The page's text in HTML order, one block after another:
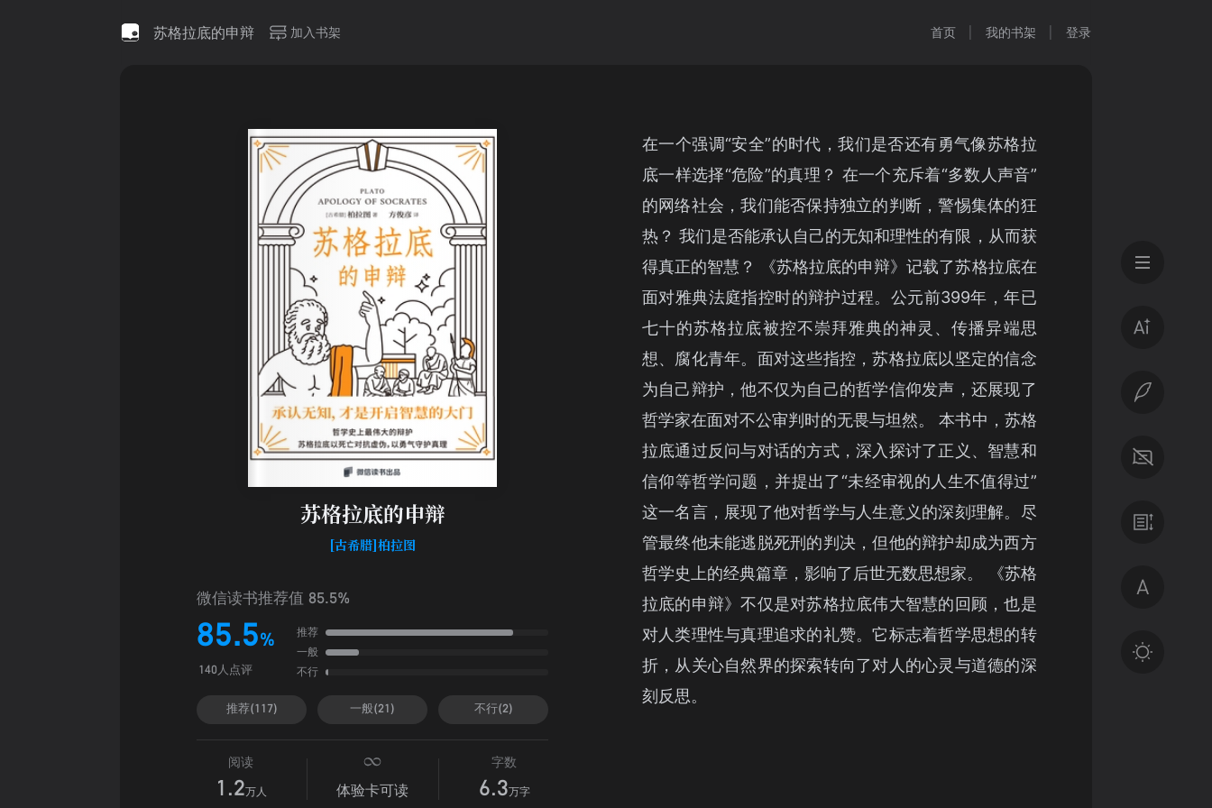
苏格拉底的申辩 加入书架 首页 我的书架 登录
苏格拉底的申辩
[古希腊]柏拉图
微信读书推荐值 85.5%
85.5%
140人点评
推荐
一般
不行
推荐(117) 一般(21) 不行(2)
阅读
1.2万人 体验卡可读
字数
6.3万字
在一个强调“安全”的时代，我们是否还有勇气像苏格拉
底一样选择“危险”的真理？ 在一个充斥着“多数人声音”
的网络社会，我们能否保持独立的判断，警惕集体的狂
热？ 我们是否能承认自己的无知和理性的有限，从而获
得真正的智慧？ 《苏格拉底的申辩》记载了苏格拉底在
面对雅典法庭指控时的辩护过程。公元前399年，年已
七十的苏格拉底被控不崇拜雅典的神灵、传播异端思
想、腐化青年。面对这些指控，苏格拉底以坚定的信念
为自己辩护，他不仅为自己的哲学信仰发声，还展现了
哲学家在面对不公审判时的无畏与坦然。 本书中，苏格
拉底通过反问与对话的方式，深入探讨了正义、智慧和
信仰等哲学问题，并提出了“未经审视的人生不值得过”
这一名言，展现了他对哲学与人生意义的深刻理解。尽
管最终他未能逃脱死刑的判决，但他的辩护却成为西方
哲学史上的经典篇章，影响了后世无数思想家。 《苏格
拉底的申辩》不仅是对苏格拉底伟大智慧的回顾，也是
对人类理性与真理追求的礼赞。它标志着哲学思想的转
折，从关心自然界的探索转向了对人的心灵与道德的深
刻反思。